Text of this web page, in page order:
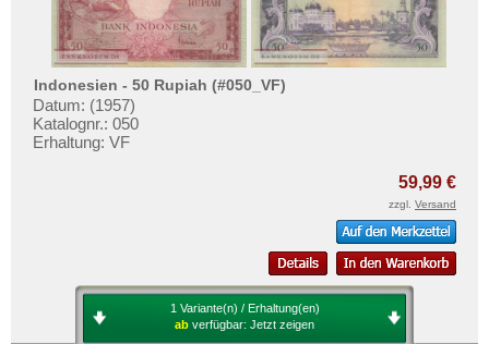
Indonesien - 50 Rupiah (#050_VF)
Datum: (1957)
Katalognr.: 050
Erhaltung: VF
59,99 €
zzgl. Versand
1 Variante(n) / Erhaltung(en)
ab verfügbar: Jetzt zeigen